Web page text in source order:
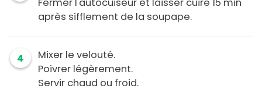
après sifflement de la soupape.
4
Mixer le velouté.
Poivrer légèrement.
Servir chaud ou froid.